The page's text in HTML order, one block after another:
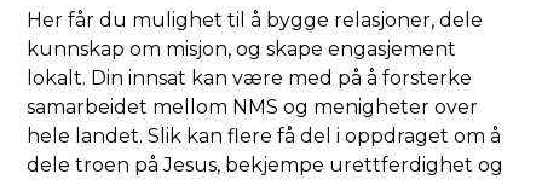
Her får du mulighet til å bygge relasjoner, dele
kunnskap om misjon, og skape engasjement
lokalt. Din innsat kan være med på å forsterke
samarbeidet mellom NMS og menigheter over
hele landet. Slik kan flere få del i oppdraget om å
dele troen på Jesus, bekjempe urettferdighet og